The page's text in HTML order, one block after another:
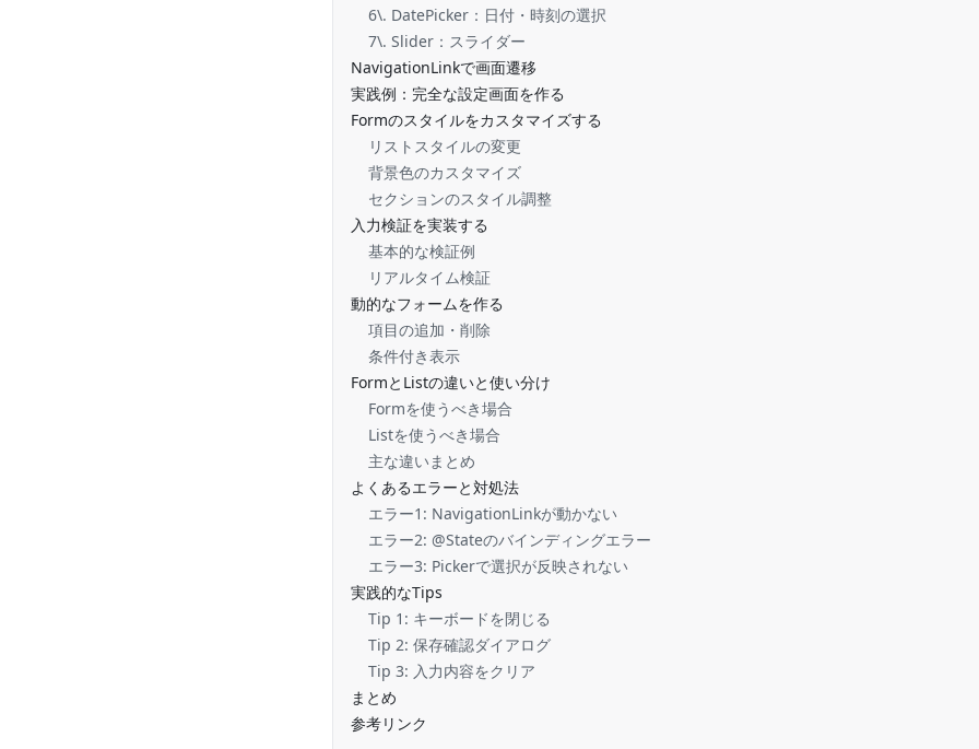
6\. DatePicker：日付・時刻の選択
7\. Slider：スライダー
NavigationLinkで画面遷移
実践例：完全な設定画面を作る
Formのスタイルをカスタマイズする
リストスタイルの変更
背景色のカスタマイズ
セクションのスタイル調整
入力検証を実装する
基本的な検証例
リアルタイム検証
動的なフォームを作る
項目の追加・削除
条件付き表示
FormとListの違いと使い分け
Formを使うべき場合
Listを使うべき場合
主な違いまとめ
よくあるエラーと対処法
エラー1: NavigationLinkが動かない
エラー2: @Stateのバインディングエラー
エラー3: Pickerで選択が反映されない
実践的なTips
Tip 1: キーボードを閉じる
Tip 2: 保存確認ダイアログ
Tip 3: 入力内容をクリア
まとめ
参考リンク